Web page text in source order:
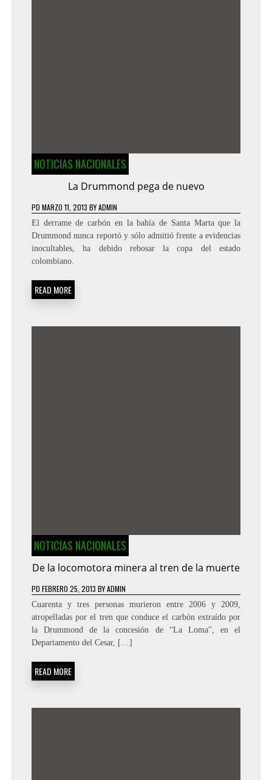
NOTICIAS NACIONALES
La Drummond pega de nuevo
PD MARZO 11, 2013 BYADMIN
El derrame de carbón en la bahía de Santa Marta que la
Drummond nunca reportó y sólo admitió frente a evidencias
inocultables, ha debido rebosar la copa del estado
colombiano.
READ MORE
NOTICIAS NACIONALES
De la locomotora minera al tren de la muerte
PD FEBRERO 25, 2013 BYADMIN
Cuarenta y tres personas murieron entre 2006 y 2009,
atropelladas por el tren que conduce el carbón extraído por
la Drummond de la concesión de “La Loma”, en el
Departamento del Cesar, […]
READ MORE